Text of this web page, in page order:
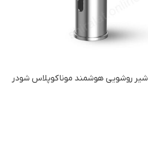
شیر روشویی هوشمند موناکوپلاس شودر